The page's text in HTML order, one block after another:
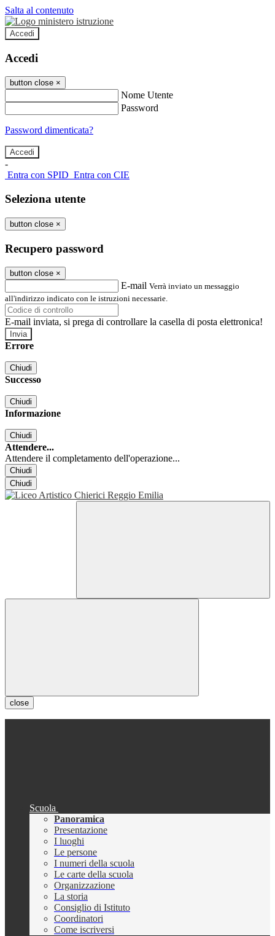
Salta al contenuto
Accedi
Accedi
button close ×
Nome Utente
Password
Password dimenticata?
-
Entra con SPID Entra con CIE
Seleziona utente
button close ×
Recupero password
button close ×
E-mail Verrà inviato un messaggio
all'indirizzo indicato con le istruzioni necessarie.
E-mail inviata, si prega di controllare la casella di posta elettronica!
Errore
Chiudi
Successo
Chiudi
Informazione
Chiudi
Attendere...
Attendere il completamento dell'operazione...
Chiudi
Chiudi
close
Scuola
Panoramica
Presentazione
I luoghi
Le persone
I numeri della scuola
Le carte della scuola
Organizzazione
La storia
Consiglio di Istituto
Coordinatori
Come iscriversi